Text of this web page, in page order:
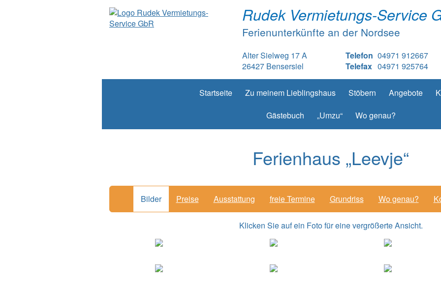
Rudek Vermietungs-Service
Ferienunterkünfte an der Nordsee
Alter Sielweg 17 A
26427 Bensersiel
Telefon 04971 912667
Telefax 04971 925764
Startseite Zu meinem Lieblingshaus Stöbern Angebote
Gästebuch
„Umzu“ Wo genau?
Ferienhaus „Leevje“
Bilder Preise Ausstattung freie Termine Grundriss Wo genau?
Klicken Sie auf ein Foto für eine vergrößerte Ansicht.